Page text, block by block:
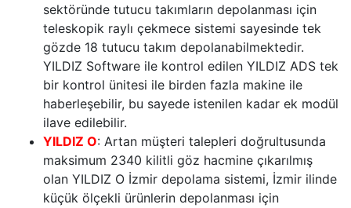
sektöründe tutucu takımların depolanması için
teleskopik raylı çekmece sistemi sayesinde tek
gözde 18 tutucu takım depolanabilmektedir.
YILDIZ Software ile kontrol edilen YILDIZ ADS tek
bir kontrol ünitesi ile birden fazla makine ile
haberleşebilir, bu sayede istenilen kadar ek modül
ilave edilebilir.
YILDIZ O: Artan müşteri talepleri doğrultusunda
maksimum 2340 kilitli göz hacmine çıkarılmış
olan YILDIZ O İzmir depolama sistemi, İzmir ilinde
küçük ölçekli ürünlerin depolanması için